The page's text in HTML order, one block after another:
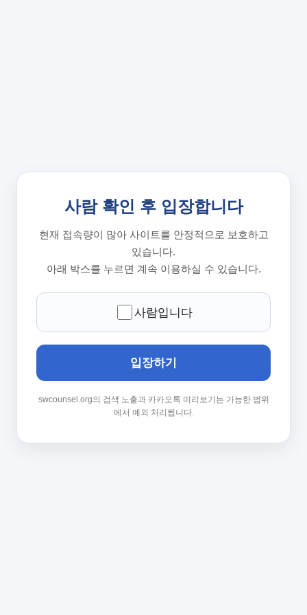
사람 확인 후 입장합니다
현재 접속량이 많아 사이트를 안정적으로 보호하고
있습니다.
아래 박스를 누르면 계속 이용하실 수 있습니다.
사람입니다
입장하기
swcounsel.org의 검색 노출과 카카오톡 미리보기는 가능한 범위
에서 예외 처리됩니다.